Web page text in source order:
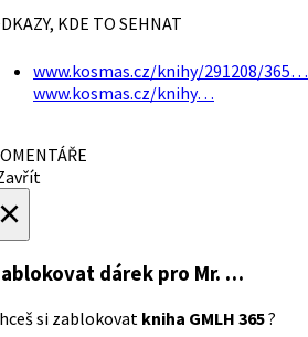
KDE TO SEHNAT
www.kosmas.cz/knihy/291208/365…
www.kosmas.cz/knihy…
dárek pro Mr. …
si zablokovat kniha GMLH 365?